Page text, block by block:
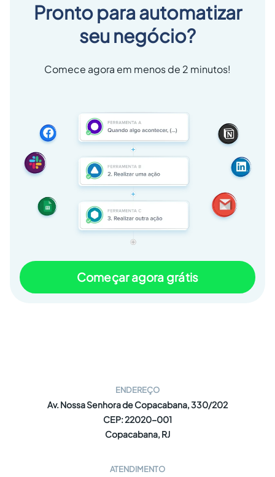
Pronto para automatizar
seu negócio?
Comece agora em menos de 2 minutos!
Começar agora grátis
ENDEREÇO
Av. Nossa Senhora de Copacabana, 330/202
CEP: 22020-001
Copacabana, RJ
ATENDIMENTO